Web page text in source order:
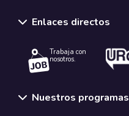
Enlaces directos
Trabaja con
nosotros.
Nuestros programas